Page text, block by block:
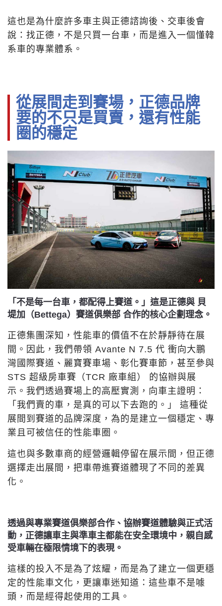
這也是為什麼許多車主與正德諮詢後、交車後會
說：找正德，不是只買一台車，而是進入一個懂韓
系車的專業體系。
從展間走到賽場，正德品牌
要的不只是買賣，還有性能
圈的穩定
「不是每一台車，都配得上賽道。」這是正德與 貝
堤加（Bettega）賽道俱樂部 合作的核心企劃理念。
正德集團深知，性能車的價值不在於靜靜待在展
間。因此，我們帶領 Avante N 7.5 代 衝向大鵬
灣國際賽道、麗寶賽車場、彰化賽車節，甚至參與
STS 超級房車賽（TCR 廠車組） 的協辦與展
示。我們透過賽場上的高壓實測，向車主證明：
「我們賣的車，是真的可以下去跑的。」 這種從
展間到賽道的品牌深度，為的是建立一個穩定、專
業且可被信任的性能車圈。
這也與多數車商的經營邏輯停留在展示間，但正德
選擇走出展間，把車帶進賽道體現了不同的差異
化。
透過與專業賽道俱樂部合作、協辦賽道體驗與正式活
動，正德讓車主與準車主都能在安全環境中，親自感
受車輛在極限情境下的表現。
這樣的投入不是為了炫耀，而是為了建立一個更穩
定的性能車文化，更讓車迷知道：這些車不是噱
頭，而是經得起使用的工具。